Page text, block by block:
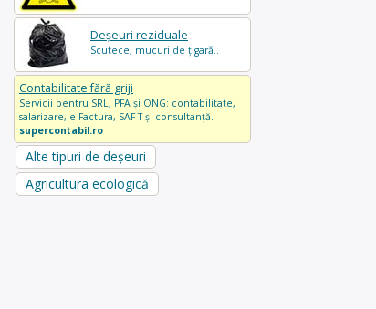
Deșeuri reziduale
Scutece, mucuri de țigară..
Contabilitate fără griji
Servicii pentru SRL, PFA și ONG: contabilitate,
salarizare, e-Factura, SAF-T și consultanță.
supercontabil.ro
Alte tipuri de deșeuri
Agricultura ecologică